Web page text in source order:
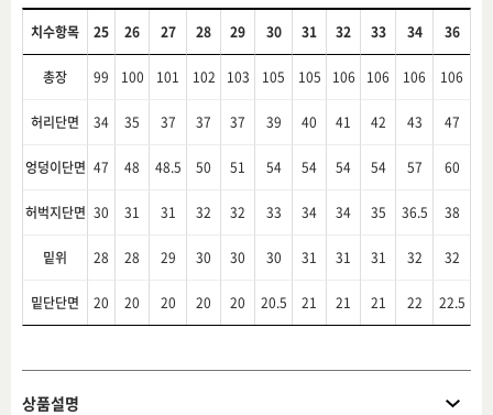
치수항목 25 26 27 28 29 30 31 32 33 34 36
총장 99 100 101 102 103 105 105 106 106 106 106
허리단면 34 35 37 37 37 39 40 41 42 43 47
엉덩이단면 47 48 48.5 50 51 54 54 54 54 57 60
허벅지단면 30 31 31 32 32 33 34 34 35 36.5 38
밑위 28 28 29 30 30 30 31 31 31 32 32
밑단단면 20 20 20 20 20 20.5 21 21 21 22 22.5
상품설명